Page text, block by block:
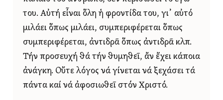
του. Αὐτή εἶναι ὅλη ἡ φροντίδα του, γι᾿ αὐτό
μιλάει ὅπως μιλάει, συμπεριφέρεται ὅπως
συμπεριφέρεται, ἀντιδρᾶ ὅπως ἀντιδρᾶ κλπ.
Τήν προσευχή θά τήν θυμηθεῖ, ἄν ἔχει κάποια
ἀνάγκη. Οὔτε λόγος νά γίνεται νά ξεχάσει τά
πάντα καί νά ἀφοσιωθεῖ στόν Χριστό.